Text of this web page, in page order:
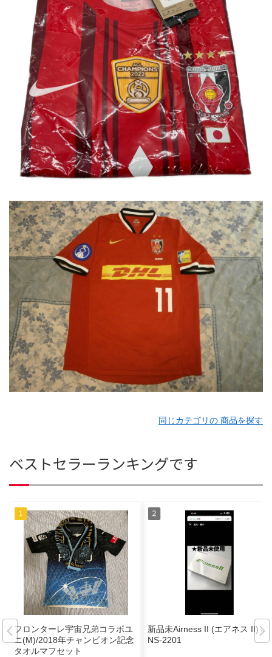
同じカテゴリの 商品を探す
ベストセラーランキングです
フロンターレ宇宙兄弟コラボユ
ニ(M)/2018年チャンピオン記念
タオルマフセット
新品未Airness II (エアネス II) JA
NS-2201